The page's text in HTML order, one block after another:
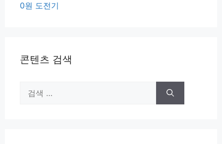
0원 도전기
콘텐츠 검색